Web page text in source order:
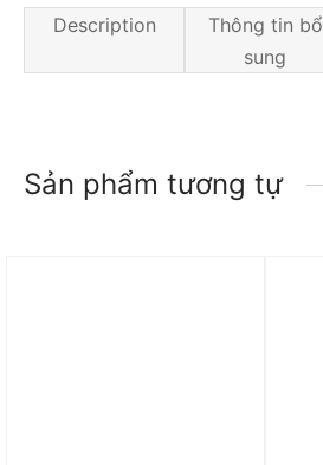
Description
Thông tin bổ
sung
Sản phẩm tương tự